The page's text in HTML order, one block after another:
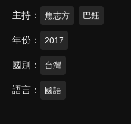
主持 焦志方 巴鈺
年份 2017
國別 台灣
語言 國語